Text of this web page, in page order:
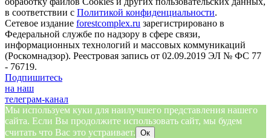
в соответствии с Политикой конфиденциальности.
Сетевое издание forestcomplex.ru зарегистрировано в
Федеральной службе по надзору в сфере связи,
информационных технологий и массовых коммуникаций
(Роскомнадзор). Реестровая запись от 02.09.2019 ЭЛ № ФС 77
- 76719.
Подпишитесь
на наш
телеграм-канал
Мы используем куки для наилучшего представления нашего
сайта. Если Вы продолжите использовать сайт, мы будем
считать что Вас это устраивает. Ок